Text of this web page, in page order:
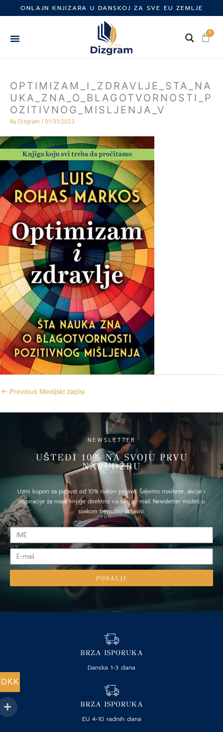
to
ONLAJN KNJIZARA U DANSKOJ ZA SVE EU ZEMLJE
0
Cart
OPTIMIZAM_I_ZDRAVLJE_STA_NA
UKA_ZNA_O_BLAGOTVORNOSTI_P
OZITIVNOG_MISLJENJA_V
By Dizgram / 01/31/2023
← Previous Medijski zapisi
NEWSLETTER
UŠTEDI 10% NA SVOJU PRVU
NARUDŽBU
Uzmi kupon za popust od 10% nakon prijave. Šaljemo novitete, akcije i
inspiracije za nove knjige direktno na tvoj e- mail. Newsletter možeš u
svakom trenutku odjaviti.
IME
mail
POSALJI
BRZA ISPORUKA
Danska 1-3 dana
BRZA ISPORUKA
EU 4-10 radnih dana
DKK